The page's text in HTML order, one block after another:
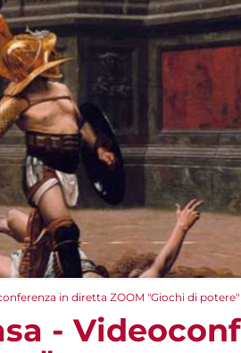
in diretta ZOOM​ "Giochi di potere"
-